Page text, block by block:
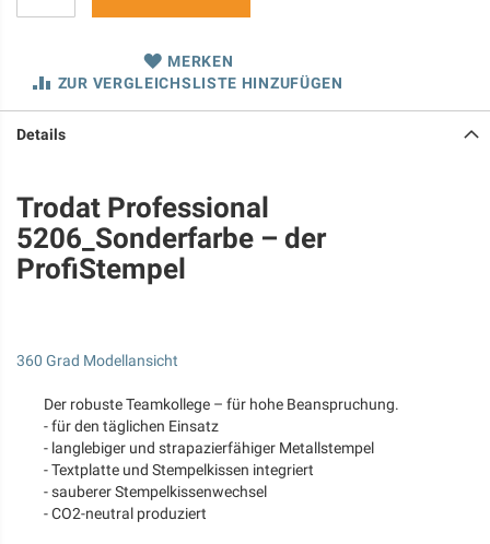
MERKEN
ZUR VERGLEICHSLISTE HINZUFÜGEN
Details
Trodat Professional
5206_Sonderfarbe – der
ProfiStempel
360 Grad Modellansicht
Der robuste Teamkollege – für hohe Beanspruchung.
- für den täglichen Einsatz
- langlebiger und strapazierfähiger Metallstempel
- Textplatte und Stempelkissen integriert
- sauberer Stempelkissenwechsel
- CO2-neutral produziert